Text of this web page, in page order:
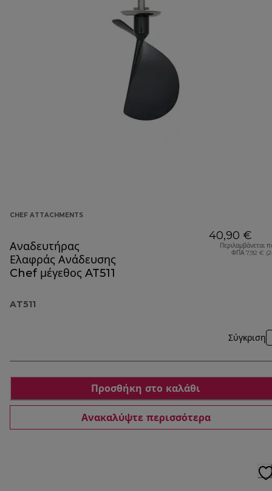
CHEF ATTACHMENTS
Αναδευτήρας
Ελαφράς Ανάδευσης
Chef μέγεθος AT511
AT511
40,90 €
Περιλαμβάνεται
ΦΠΑ 7,92 €
Σύγκριση
Προσθήκη στο καλάθι
Ανακαλύψτε περισσότερα